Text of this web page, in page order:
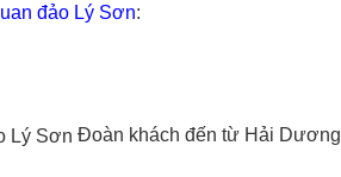
đảo Lý Sơn:
Đoàn khách đến từ Hải Dương